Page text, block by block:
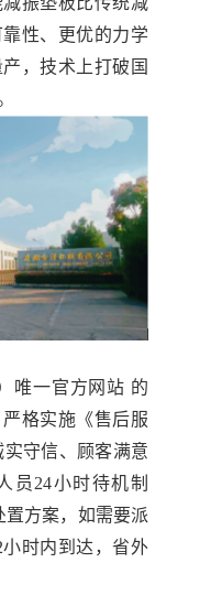
性、更优的力学
，技术上打破国
唯一官方网站 的
格实施《售后服
守信、顾客满意
员24小时待机制
置方案，如需要派
时内到达，省外